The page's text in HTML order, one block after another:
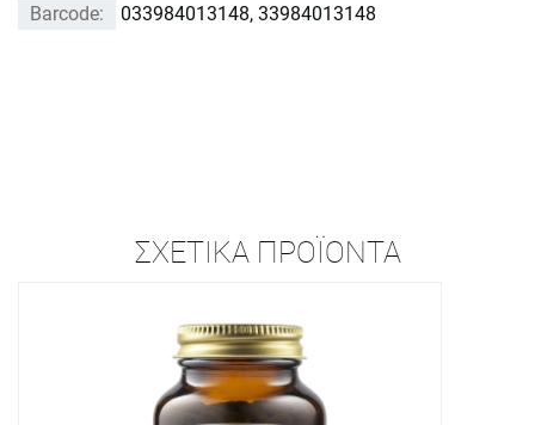
Barcode: 033984013148, 33984013148
ΣΧΕΤΙΚΆ ΠΡΟΪΌΝΤΑ